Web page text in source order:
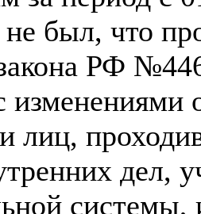
был, что
РФ
лиц,
дел,